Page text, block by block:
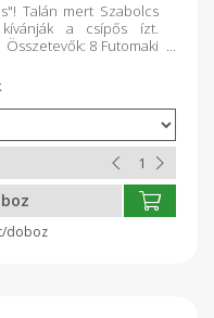
Talán mert Szabolcs
a csípős ízt.
8 Futomaki
szezámmag.
frissen készítünk a
doboz